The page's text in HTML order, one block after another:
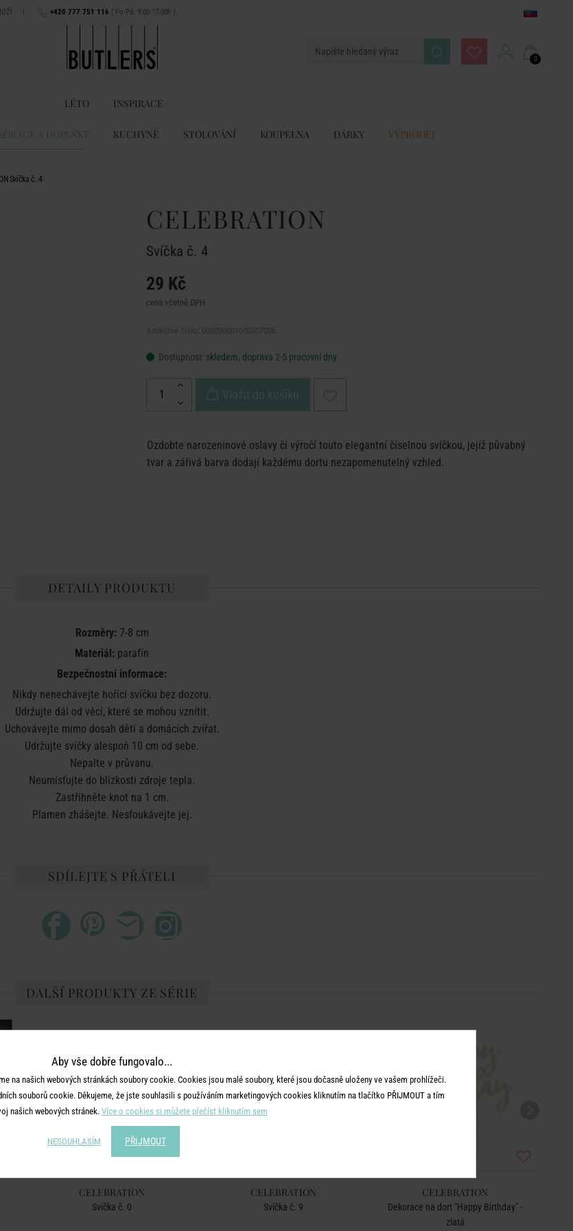
| +420 777 751 116 ( Po-Pá: 9:00-17:00h )
0
LÉTO INSPIRACE
A DOPLŇKY KUCHYNĚ STOLOVÁNÍ KOUPELNA DÁRKY VÝPRODEJ
Svíčka č. 4
CELEBRATION
Svíčka č. 4
29 Kč
cena včetně DPH
Dostupnost: skladem, doprava 2-5 pracovní dny
Vložit do košíku
Ozdobte narozeninové oslavy či výročí touto elegantní číselnou svíčkou, jejíž půvabný
tvar a zářivá barva dodají každému dortu nezapomenutelný vzhled.
DETAILY PRODUKTU
Rozměry:7-8 cm
Materiál: parafín
Bezpečnostní informace:
Nikdy nenechávejte hořící svíčku bez dozoru.
Udržujte dál od věcí, které se mohou vznítit.
Uchovávejte mimo dosah dětí a domácích zvířat.
Udržujte svíčky alespoň 10 cm od sebe.
Nepalte v průvanu.
Neumisťujte do blízkosti zdroje tepla.
Zastřihněte knot na 1 cm.
Plamen zhášejte. Nesfoukávejte jej.
SDÍLEJTE S PŘÁTELI
DALŠÍ PRODUKTY ZE SÉRIE
CELEBRATION
Svíčka č. 0
CELEBRATION
Svíčka č. 9
CELEBRATION
Dekorace na dort "Happy Birthday" -
zlatá
Aby vše dobře fungovalo...
na našich webových stránkách soubory cookie. Cookies jsou malé soubory, které jsou dočasně uloženy ve vašem prohlížeči.
souborů cookie. Děkujeme, že jste souhlasili s používáním marketingových cookies kliknutím na tlačítko PŘIJMOUT a tím
našich webových stránek. Více o cookies si můžete přečíst kliknutím sem
NESOUHLASÍM PŘIJMOUT